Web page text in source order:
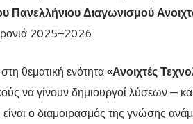
Πανελλήνιου Διαγωνισμού
2025–2026.
θεματική ενότητα«Ανοιχτές
να γίνουν δημιουργοί λύσεων —
ο διαμοιρασμός της γνώσης